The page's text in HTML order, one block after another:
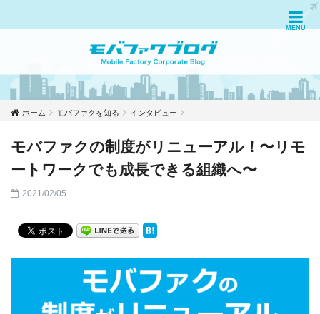
ホーム モバファクを知る インタビュー
モバファクの制度がリニューアル！〜リモ
ートワークでも成長できる組織へ〜
2021/02/05